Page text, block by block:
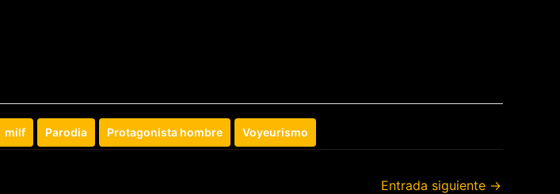
milf Parodia Protagonista hombre Voyeurismo
Entrada siguiente →